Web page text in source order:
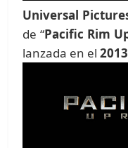
Universal
de “Pacific Rim
lanzada en el2013